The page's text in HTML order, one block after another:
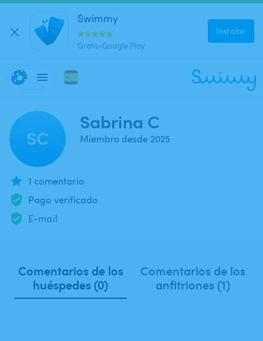
Swimmy
Gratis-Google Play
Instalar
SC
Sabrina C
Miembro desde 2025
1 comentario
Pago verificado
E-mail
Comentarios de los
huéspedes (0)
Comentarios de los
anfitriones (1)